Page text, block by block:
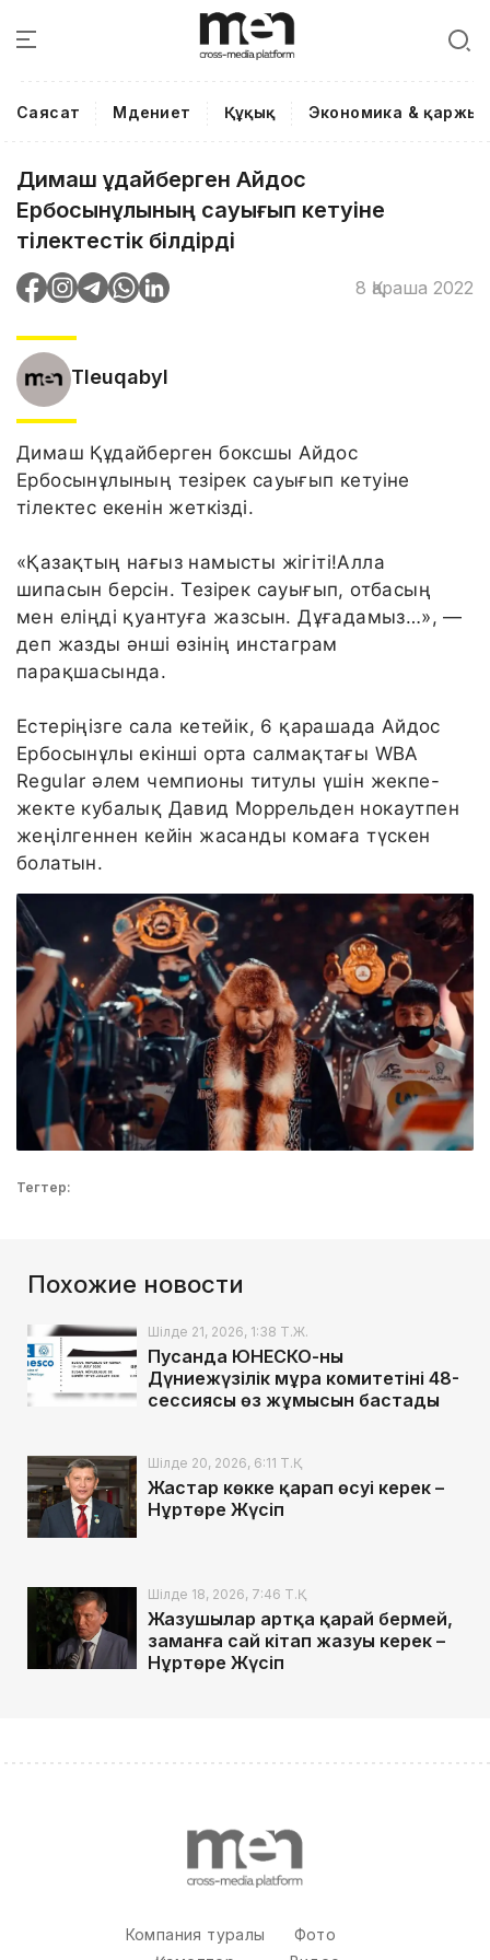
Саясат Мәдениет Құқық Экономика & қаржы
Димаш Құдайберген Айдос
Ербосынұлының сауығып кетуіне
тілектестік білдірді
8 Қараша 2022
Tleuqabyl
Димаш Құдайберген боксшы Айдос
Ербосынұлының тезірек сауығып кетуіне
тілектес екенін жеткізді.
«Қазақтың нағыз намысты жігіті!Алла
шипасын берсін. Тезірек сауығып, отбасың
мен еліңді қуантуға жазсын. Дұғадамыз…», —
деп жазды әнші өзінің инстаграм
парақшасында.
Естеріңізге сала кетейік, 6 қарашада Айдос
Ербосынұлы екінші орта салмақтағы WBA
Regular әлем чемпионы титулы үшін жекпе-
жекте кубалық Давид Моррельден нокаутпен
жеңілгеннен кейін жасанды комаға түскен
болатын.
Тегтер:
Похожие новости
Шілде 21, 2026, 1:38 Т.Ж.
Пусанда ЮНЕСКО-ның
Дүниежүзілік мұра комитетінің 48-
сессиясы өз жұмысын бастады
Шілде 20, 2026, 6:11 Т.Қ.
Жастар көкке қарап өсуі керек –
Нұртөре Жүсіп
Шілде 18, 2026, 7:46 Т.Қ.
Жазушылар артқа қарай бермей,
заманға сай кітап жазуы керек –
Нұртөре Жүсіп
Компания туралы
Фото